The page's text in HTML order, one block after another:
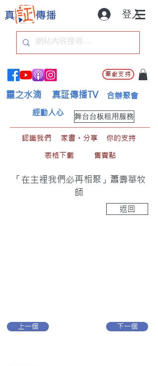
登入
奉獻支持
靈之水滴 真証傳播TV 合辦聚會
舞台台板租用服務
經動人心
認識我們 家書。分享
你的支持
表格下載
售賣點
「在主裡我們必再相聚」蕭壽華牧
師
返回
上一個 下一個